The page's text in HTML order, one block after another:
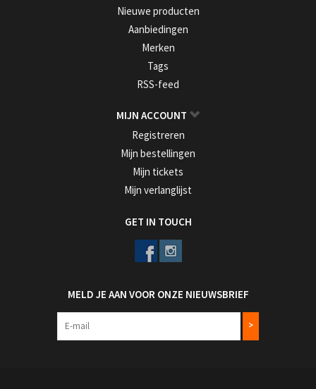
Nieuwe producten
Aanbiedingen
Merken
Tags
RSS-feed
MIJN ACCOUNT
Registreren
Mijn bestellingen
Mijn tickets
Mijn verlanglijst
GET IN TOUCH
MELD JE AAN VOOR ONZE NIEUWSBRIEF
>